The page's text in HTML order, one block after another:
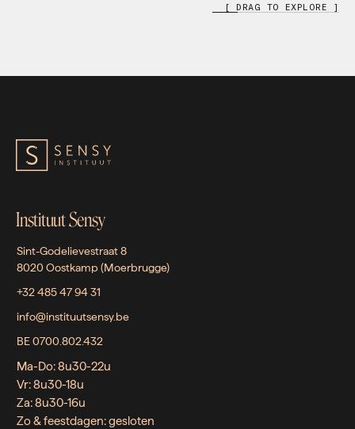
[ DRAG TO EXPLORE ]
Instituut Sensy
Sint-Godelievestraat 8
8020 Oostkamp (Moerbrugge)
+32 485 47 94 31
info@instituutsensy.be
BE 0700.802.432
Ma-Do: 8u30-22u
Vr: 8u30-18u
Za: 8u30-16u
Zo & feestdagen: gesloten